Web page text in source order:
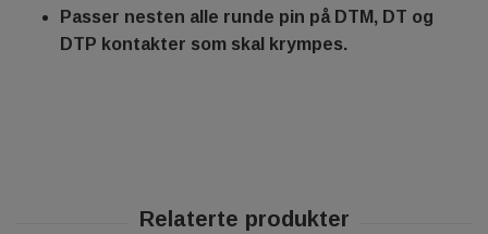
Passer nesten alle runde pin på DTM, DT og
DTP kontakter som skal krympes.